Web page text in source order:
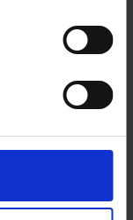
من نحن
اتصل بنا
الأحكام والشروط
اتصل بنا
بلو سكاي
صفحة لينكدان
الشركاء